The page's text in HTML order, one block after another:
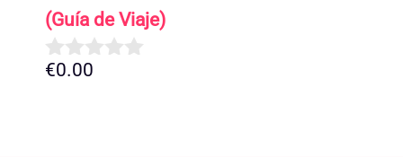
(Guía de Viaje)
0
€0.00